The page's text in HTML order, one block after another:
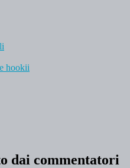
hookii
dai commentatori